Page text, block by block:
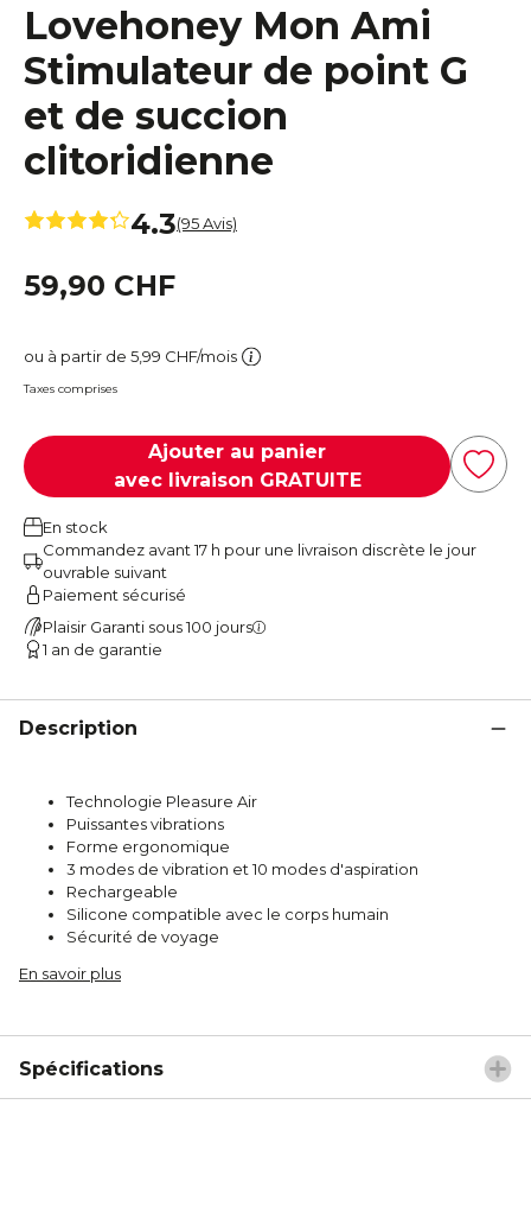
Lovehoney Mon Ami
Stimulateur de point G
et de succion
clitoridienne
4.3(95 Avis)
59,90 CHF
ou à partir de 5,99 CHF/mois
Taxes comprises
Ajouter au panier
avec livraison GRATUITE
En stock
Commandez avant 17 h pour une livraison discrète le jour
ouvrable suivant
Paiement sécurisé
Plaisir Garanti sous 100 jours
1 an de garantie
Description
Technologie Pleasure Air
Puissantes vibrations
Forme ergonomique
3 modes de vibration et 10 modes d'aspiration
Rechargeable
Silicone compatible avec le corps humain
Sécurité de voyage
En savoir plus
Spécifications